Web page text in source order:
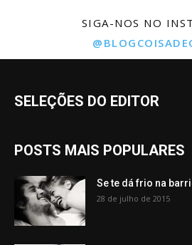
SIGA-NOS NO
SELEÇÕES DO EDITOR
POSTS MAIS POPULARES
Se te dá frio na
28 de julho de 2015